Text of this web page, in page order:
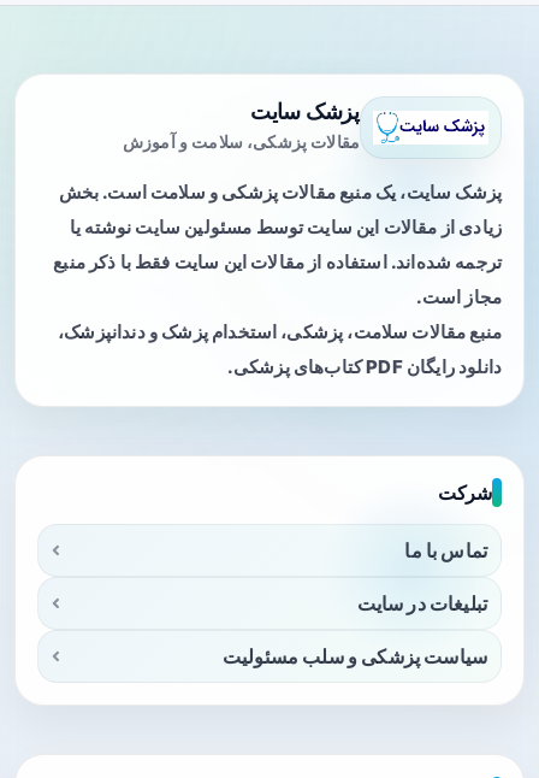
پزشک سایت
مقالات پزشکی، سلامت و آموزش
پزشک سایت، یک منبع مقالات پزشکی و سلامت است. بخش
زیادی از مقالات این سایت توسط مسئولین سایت نوشته یا
ترجمه شده‌اند. استفاده از مقالات این سایت فقط با ذکر منبع
مجاز است.
منبع مقالات سلامت، پزشکی، استخدام پزشک و دندانپزشک،
دانلود رایگان PDF کتاب‌های پزشکی.
شرکت
تماس با ما
تبلیغات در سایت
سیاست پزشکی و سلب مسئولیت